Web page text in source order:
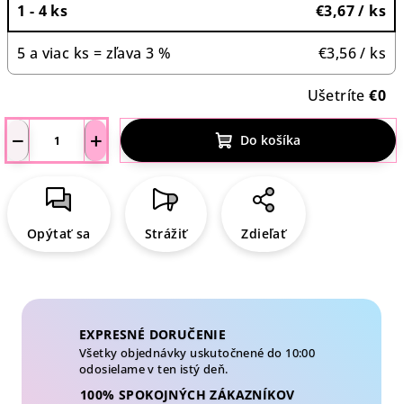
1 - 4 ks €3,67/ ks
5 a viac ks = zľava 3 % €3,56/ ks
Ušetríte€0
+
− Do košíka
Opýtať sa Strážiť Zdieľať
EXPRESNÉ DORUČENIE
Všetky objednávky uskutočnené do 10:00
odosielame v ten istý deň.
100% SPOKOJNÝCH ZÁKAZNÍKOV